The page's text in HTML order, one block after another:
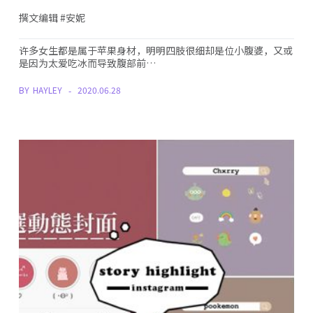
撰文编辑 #安妮
许多女生都是属于苹果身材，明明四肢很细却是位小腹婆，又或
是因为太爱吃冰而导致腹部前…
BY HAYLEY 2020.06.28